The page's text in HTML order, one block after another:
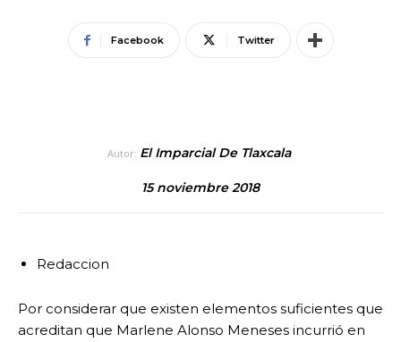
Facebook Twitter
Autor: El Imparcial De Tlaxcala
15 noviembre 2018
Redaccion
Por considerar que existen elementos suficientes que
acreditan que Marlene Alonso Meneses incurrió en